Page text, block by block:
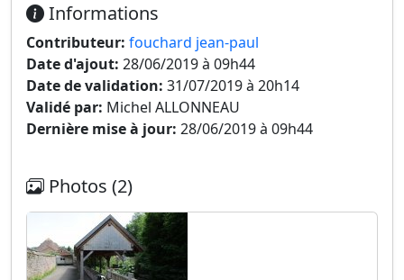
Informations
Contributeur: fouchard jean-paul
Date d'ajout: 28/06/2019 à 09h44
Date de validation: 31/07/2019 à 20h14
Validé par: Michel ALLONNEAU
Dernière mise à jour: 28/06/2019 à 09h44
Photos (2)